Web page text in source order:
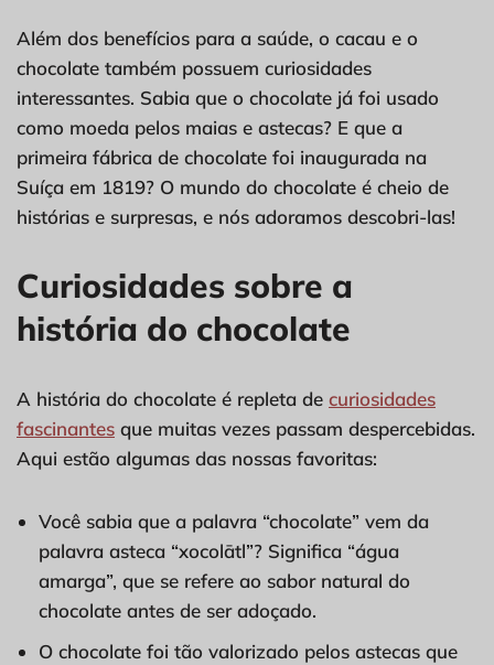
Além dos benefícios para a saúde, o cacau e o
chocolate também possuem curiosidades
interessantes. Sabia que o chocolate já foi usado
como moeda pelos maias e astecas? E que a
primeira fábrica de chocolate foi inaugurada na
Suíça em 1819? O mundo do chocolate é cheio de
histórias e surpresas, e nós adoramos descobri-las!
Curiosidades sobre a
história do chocolate
A história do chocolate é repleta de curiosidades
fascinantes que muitas vezes passam despercebidas.
Aqui estão algumas das nossas favoritas:
Você sabia que a palavra “chocolate” vem da
palavra asteca “xocolātl”? Significa “água
amarga”, que se refere ao sabor natural do
chocolate antes de ser adoçado.
O chocolate foi tão valorizado pelos astecas que